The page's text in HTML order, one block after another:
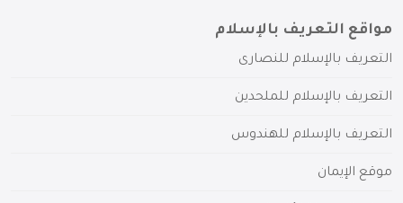
مواقع التعريف بالإسلام
التعريف بالإسلام للنصارى
التعريف بالإسلام للملحدين
التعريف بالإسلام للهندوس
موقع الإيمان